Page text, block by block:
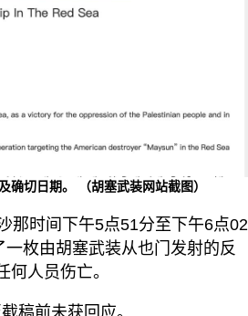
切日期。 （胡塞武装网站截图）
那时间下午5点51分至下午6点02
枚由胡塞武装从也门发射的反
人员伤亡。
稿前未获回应。